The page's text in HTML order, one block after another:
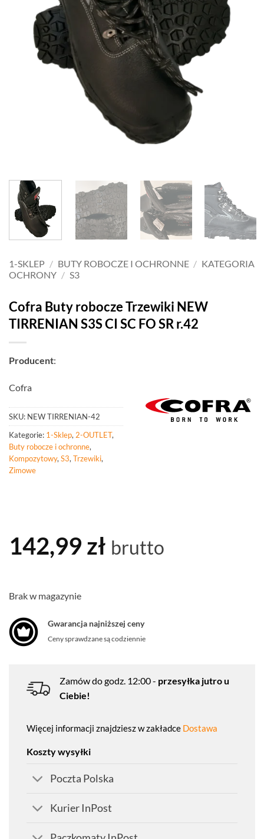
1-SKLEP / BUTY ROBOCZE I OCHRONNE / KATEGORIA
OCHRONY / S3
Cofra Buty robocze Trzewiki NEW
TIRRENIAN S3S CI SC FO SR r.42
Producent:
Cofra
SKU: NEW TIRRENIAN-42
Kategorie: 1-Sklep, 2-OUTLET,
Buty robocze i ochronne,
Kompozytowy, S3, Trzewiki,
Zimowe
142,99 zł brutto
Brak w magazynie
Gwarancja najniższej ceny
Ceny sprawdzane są codziennie
Zamów do godz. 12:00 - przesyłka jutro u
Ciebie!
Więcej informacji znajdziesz w zakładce Dostawa
Koszty wysyłki
Poczta Polska
Kurier InPost